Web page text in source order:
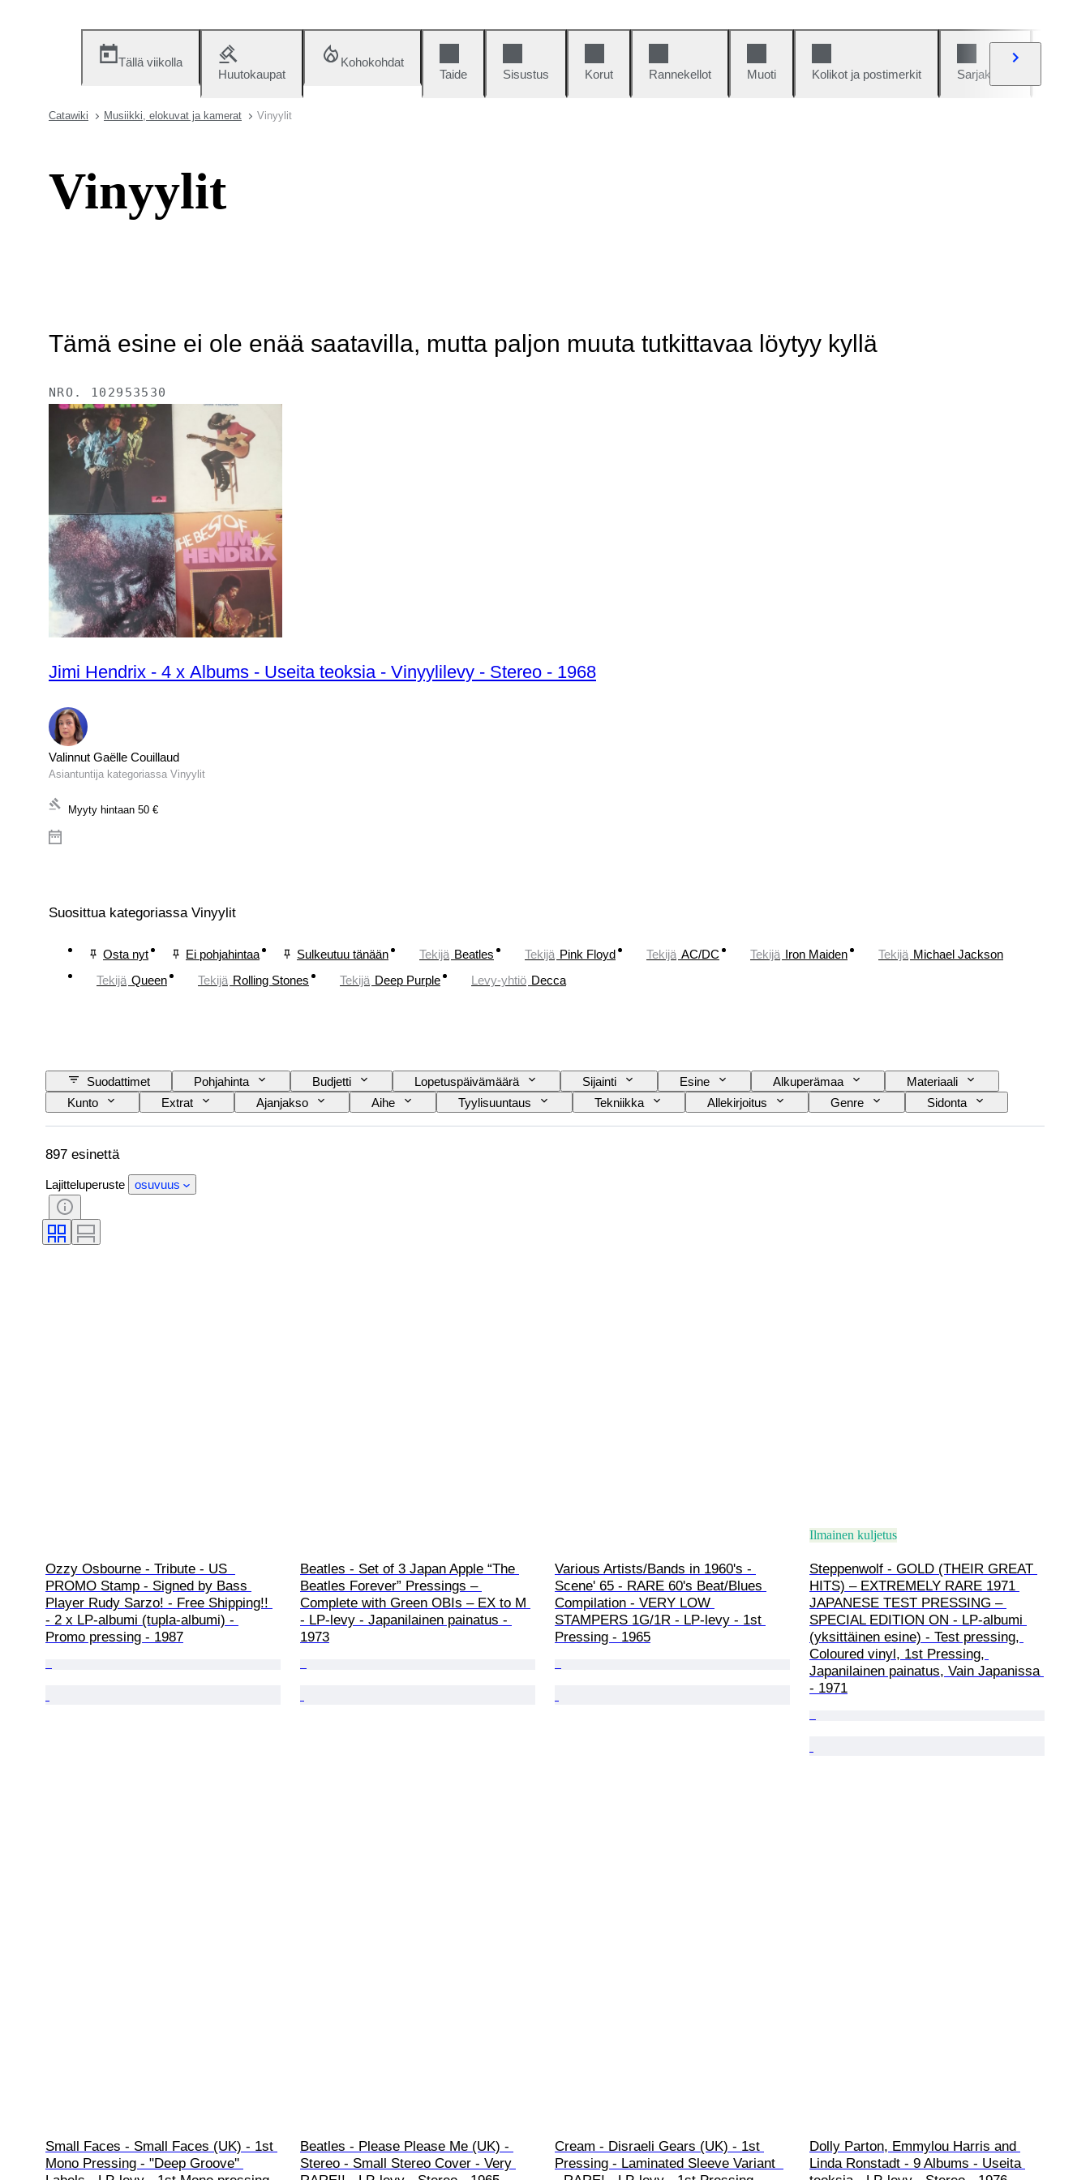
Tällä viikolla
Huutokaupat
Kohokohdat
Taide
Sisustus Korut Rannekellot Muoti Kolikot ja postimerkit Sarjakuvat
Catawiki Musiikki, elokuvat ja kamerat Vinyylit
Vinyylit
Tämä esine ei ole enää saatavilla, mutta paljon muuta tutkittavaa löytyy kyllä
NRO. 102953530
Jimi Hendrix - 4 x Albums - Useita teoksia - Vinyylilevy - Stereo - 1968
Valinnut Gaëlle Couillaud
Asiantuntija kategoriassa Vinyylit
Myyty hintaan 50 €
Suosittua kategoriassa Vinyylit
Osta nyt Ei pohjahintaa Sulkeutuu tänään Tekijä Beatles Tekijä Pink Floyd Tekijä AC/DC Tekijä Iron Maiden Tekijä Michael Jackson
Tekijä Queen Tekijä Rolling Stones Tekijä Deep Purple Levy-yhtiö Decca
Suodattimet Pohjahinta Budjetti Lopetuspäivämäärä Sijainti Esine Alkuperämaa
Materiaali
Kunto
Extrat Ajanjakso Aihe Tyylisuuntaus Tekniikka Allekirjoitus Genre
Sidonta
Painos
Väri Taiteilija Testattu ja toimiva Myyjä Musiikkiaiheisten muistoesineiden huutokauppa
Aikakausi
897 esinettä
Lajitteluperuste osuvuus
Ozzy Osbourne - Tribute - US
PROMO Stamp - Signed by Bass
Player Rudy Sarzo! - Free Shipping!!
- 2 x LP-albumi (tupla-albumi) -
Promo pressing - 1987
Beatles - Set of 3 Japan Apple “The
Beatles Forever” Pressings –
Complete with Green OBIs – EX to M
- LP-levy - Japanilainen painatus -
1973
Various Artists/Bands in 1960's -
Scene' 65 - RARE 60's Beat/Blues
Compilation - VERY LOW
STAMPERS 1G/1R - LP-levy - 1st
Pressing - 1965
Ilmainen kuljetus
Steppenwolf - GOLD (THEIR GREAT
HITS) – EXTREMELY RARE 1971
JAPANESE TEST PRESSING –
SPECIAL EDITION ON - LP-albumi
(yksittäinen esine) - Test pressing,
Coloured vinyl, 1st Pressing,
Japanilainen painatus, Vain Japanissa
- 1971
Small Faces - Small Faces (UK) - 1st
Mono Pressing - "Deep Groove''
Beatles - Please Please Me (UK) -
Stereo - Small Stereo Cover - Very
Cream - Disraeli Gears (UK) - 1st
Pressing - Laminated Sleeve Variant
Dolly Parton, Emmylou Harris and
Linda Ronstadt - 9 Albums - Useita